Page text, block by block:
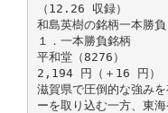
（12.26 収録）
和島英樹の銘柄一本勝負
１．一本勝負銘柄
平和堂（8276）
2,194 円（＋16 円）
滋賀県で圧倒的な強み
ーを取り込む一方、東